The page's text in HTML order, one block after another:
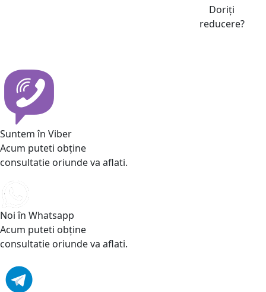
Doriți
reducere?
Suntem în Viber
Acum puteti obține
consultatie oriunde va aflati.
Noi în Whatsapp
Acum puteti obține
consultatie oriunde va aflati.